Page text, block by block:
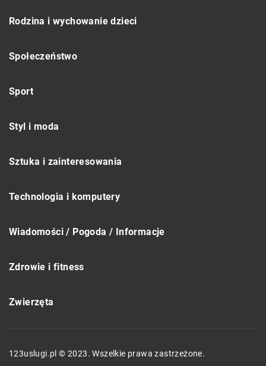
Rodzina i wychowanie dzieci
Społeczeństwo
Sport
Styl i moda
Sztuka i zainteresowania
Technologia i komputery
Wiadomości / Pogoda / Informacje
Zdrowie i fitness
Zwierzęta
123uslugi.pl © 2023. Wszelkie prawa zastrzeżone.